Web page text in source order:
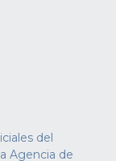
del
Agencia de